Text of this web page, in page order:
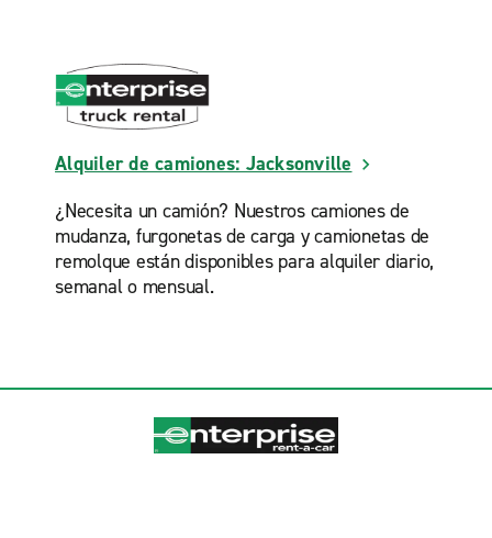
Alquiler de camiones: Jacksonville
¿Necesita un camión? Nuestros camiones de
mudanza, furgonetas de carga y camionetas de
remolque están disponibles para alquiler diario,
semanal o mensual.